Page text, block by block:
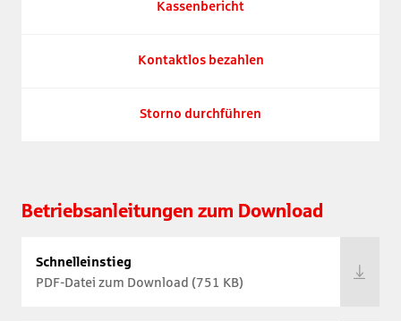
Kassenbericht
Kontaktlos bezahlen
Storno durchführen
Betriebsanleitungen zum Download
Schnelleinstieg
PDF-Datei zum Download (751 KB)